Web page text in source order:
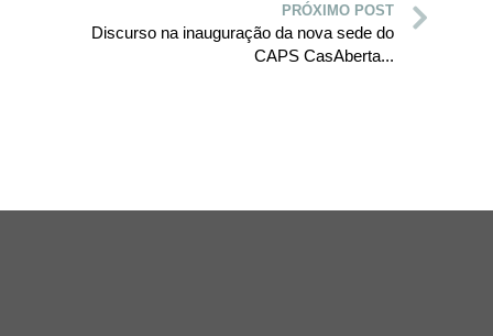
PRÓXIMO POST
Discurso na inauguração da nova sede do
CAPS CasAberta...